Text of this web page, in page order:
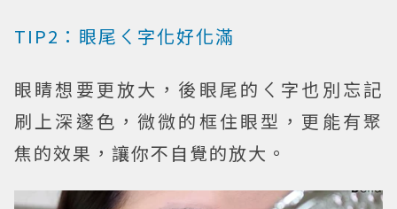
TIP2：眼尾ㄑ字化好化滿
眼睛想要更放大，後眼尾的ㄑ字也別忘記
刷上深邃色，微微的框住眼型，更能有聚
焦的效果，讓你不自覺的放大。